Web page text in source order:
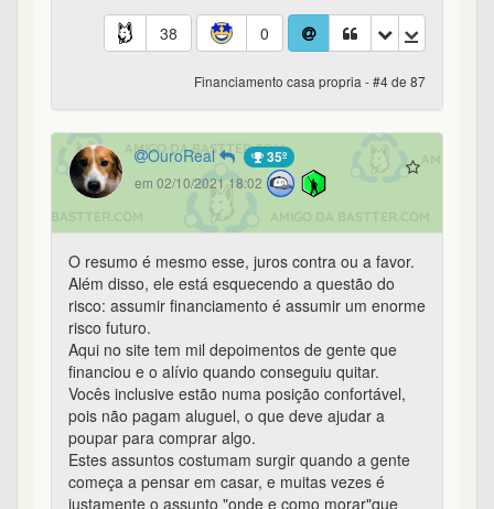
38 0
Financiamento casa propria - #4 de 87
OuroReal 35º
em 02/10/2021 18:02
O resumo é mesmo esse, juros contra ou a favor.
Além disso, ele está esquecendo a questão do
risco: assumir financiamento é assumir um enorme
risco futuro.
Aqui no site tem mil depoimentos de gente que
financiou e o alívio quando conseguiu quitar.
Vocês inclusive estão numa posição confortável,
pois não pagam aluguel, o que deve ajudar a
poupar para comprar algo.
Estes assuntos costumam surgir quando a gente
começa a pensar em casar, e muitas vezes é
justamente o assunto "onde e como morar"que